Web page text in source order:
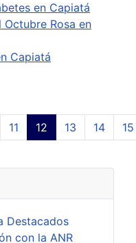
en Capiatá
Rosa en
Capiatá
11 12 13 14 15
Destacados
con la ANR